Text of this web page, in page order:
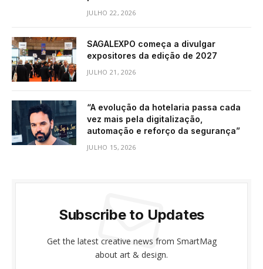
JULHO 22, 2026
SAGALEXPO começa a divulgar
expositores da edição de 2027
JULHO 21, 2026
“A evolução da hotelaria passa cada
vez mais pela digitalização,
automação e reforço da segurança”
JULHO 15, 2026
Subscribe to Updates
Get the latest creative news from SmartMag
about art & design.